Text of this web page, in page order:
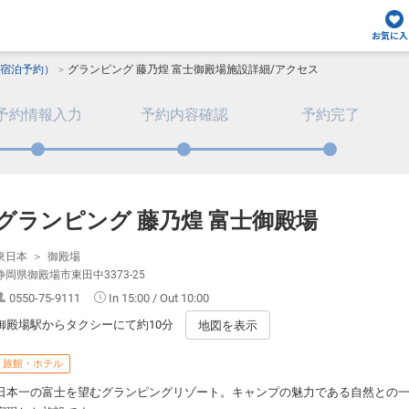
お気に
泊予約） グランピング 藤乃煌 富士御殿場施設詳細/アクセス
約情報入力 予約内容確認 予約完了
ランピング 藤乃煌 富士御殿場
日本
御殿場
岡県御殿場市東田中3373-25
0550-75-9111
In 15:00 / Out 10:00
殿場駅からタクシーにて約10分
地図を表示
旅館・ホテル
本一の富士を望むグランピングリゾート。キャンプの魅力である自然との